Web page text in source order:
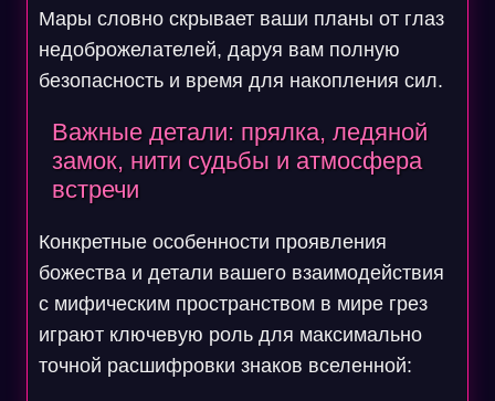
Мары словно скрывает ваши планы от глаз
недоброжелателей, даруя вам полную
безопасность и время для накопления сил.
Важные детали: прялка, ледяной
замок, нити судьбы и атмосфера
встречи
Конкретные особенности проявления
божества и детали вашего взаимодействия
с мифическим пространством в мире грез
играют ключевую роль для максимально
точной расшифровки знаков вселенной: